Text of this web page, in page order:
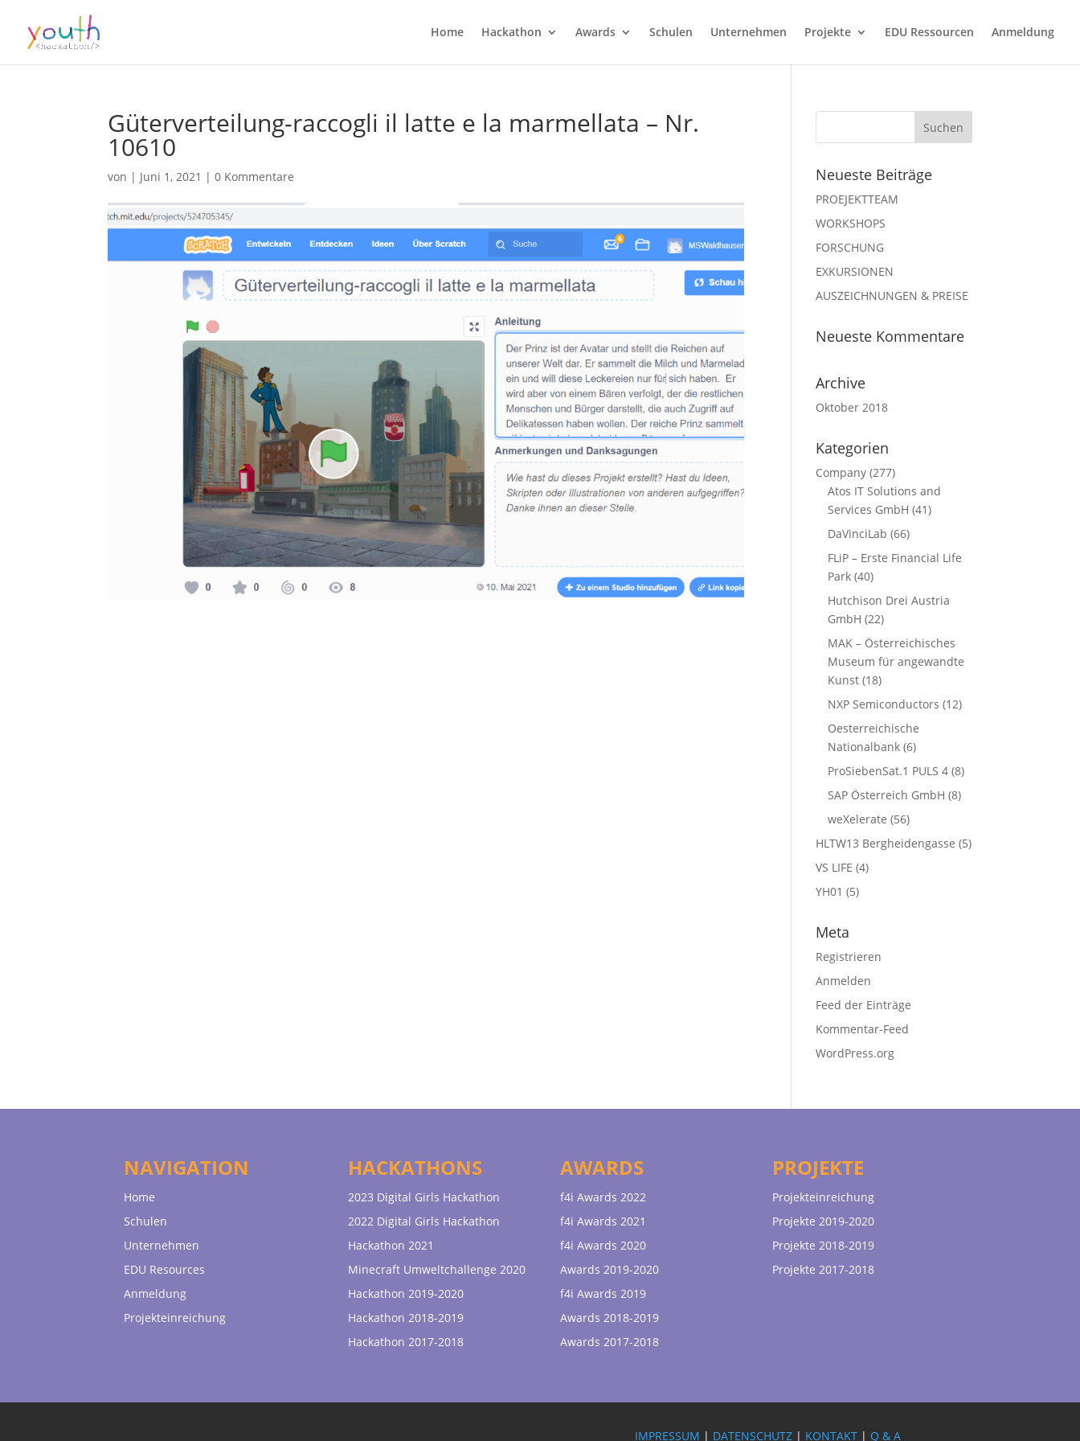
Home Hackathon Awards Schulen Unternehmen Projekte EDU Ressourcen Anmeldung
Güterverteilung-raccogli il latte e la marmellata – Nr.
10610
von | Juni 1, 2021 |0 Kommentare Neueste Beiträge
PROEJEKTTEAM
WORKSHOPS
FORSCHUNG
EXKURSIONEN
AUSZEICHNUNGEN & PREISE
Neueste Kommentare
Archive
Oktober 2018
Kategorien
Company (277)
Atos IT Solutions and
Services GmbH (41)
DaVinciLab (66)
FLiP – Erste Financial Life
Park (40)
Hutchison Drei Austria
GmbH (22)
MAK – Österreichisches
Museum für angewandte
Kunst (18)
NXP Semiconductors (12)
Oesterreichische
Nationalbank (6)
ProSiebenSat.1 PULS 4 (8)
SAP Österreich GmbH (8)
weXelerate (56)
HLTW13 Bergheidengasse (5)
VS LIFE (4)
YH01 (5)
Meta
Registrieren
Anmelden
Feed der Einträge
Kommentar-Feed
WordPress.org
NAVIGATION
Home
Schulen
Unternehmen
EDU Resources
Anmeldung
Projekteinreichung
HACKATHONS
2023 Digital Girls Hackathon
2022 Digital Girls Hackathon
Hackathon 2021
Minecraft Umweltchallenge 2020
Hackathon 2019-2020
Hackathon 2018-2019
Hackathon 2017-2018
AWARDS
f4i Awards 2022
f4i Awards 2021
f4i Awards 2020
Awards 2019-2020
f4i Awards 2019
Awards 2018-2019
Awards 2017-2018
PROJEKTE
Projekteinreichung
Projekte 2019-2020
Projekte 2018-2019
Projekte 2017-2018
IMPRESSUM | DATENSCHUTZ | KONTAKT | Q & A